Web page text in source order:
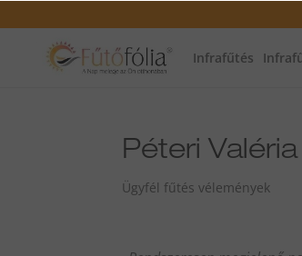
Infrafűtés
Péteri Valéria
Ügyfél fűtés vélemények